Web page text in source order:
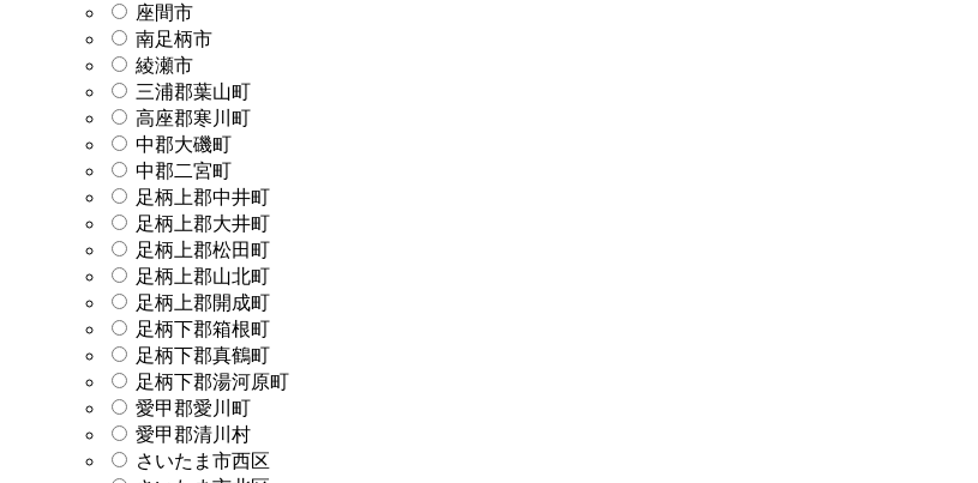
座間市
南足柄市
綾瀬市
三浦郡葉山町
高座郡寒川町
中郡大磯町
中郡二宮町
足柄上郡中井町
足柄上郡大井町
足柄上郡松田町
足柄上郡山北町
足柄上郡開成町
足柄下郡箱根町
足柄下郡真鶴町
足柄下郡湯河原町
愛甲郡愛川町
愛甲郡清川村
さいたま市西区